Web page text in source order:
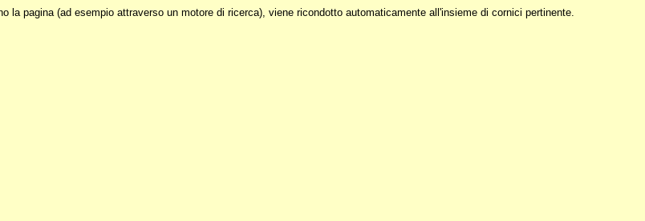
pagina (ad esempio attraverso un motore di ricerca), viene ricondotto automaticamente all'insieme di cornici pertinente.